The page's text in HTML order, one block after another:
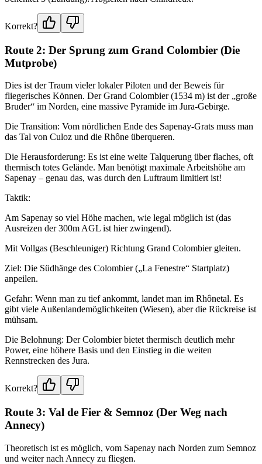
Korrekt?
Route 2: Der Sprung zum Grand Colombier (Die
Mutprobe)
Dies ist der Traum vieler lokaler Piloten und der Beweis für
fliegerisches Können. Der Grand Colombier (1534 m) ist der „große
Bruder“ im Norden, eine massive Pyramide im Jura-Gebirge.
Die Transition: Vom nördlichen Ende des Sapenay-Grats muss man
das Tal von Culoz und die Rhône überqueren.
Die Herausforderung: Es ist eine weite Talquerung über flaches, oft
thermisch totes Gelände. Man benötigt maximale Arbeitshöhe am
Sapenay – genau das, was durch den Luftraum limitiert ist!
Taktik:
Am Sapenay so viel Höhe machen, wie legal möglich ist (das
Ausreizen der 300m AGL ist hier zwingend).
Mit Vollgas (Beschleuniger) Richtung Grand Colombier gleiten.
Ziel: Die Südhänge des Colombier („La Fenestre“ Startplatz)
anpeilen.
Gefahr: Wenn man zu tief ankommt, landet man im Rhônetal. Es
gibt viele Außenlandemöglichkeiten (Wiesen), aber die Rückreise ist
mühsam.
Die Belohnung: Der Colombier bietet thermisch deutlich mehr
Power, eine höhere Basis und den Einstieg in die weiten
Rennstrecken des Jura.
Korrekt?
Route 3: Val de Fier & Semnoz (Der Weg nach
Annecy)
Theoretisch ist es möglich, vom Sapenay nach Norden zum Semnoz
und weiter nach Annecy zu fliegen.